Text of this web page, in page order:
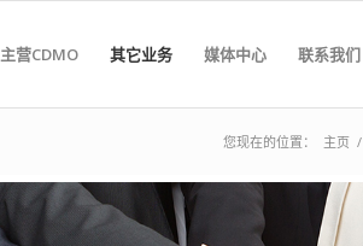
主营CDMO 其它业务 媒体中心 联系我们
您现在的位置： 主页 /